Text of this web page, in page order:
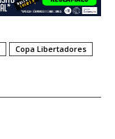
Copa Libertadores